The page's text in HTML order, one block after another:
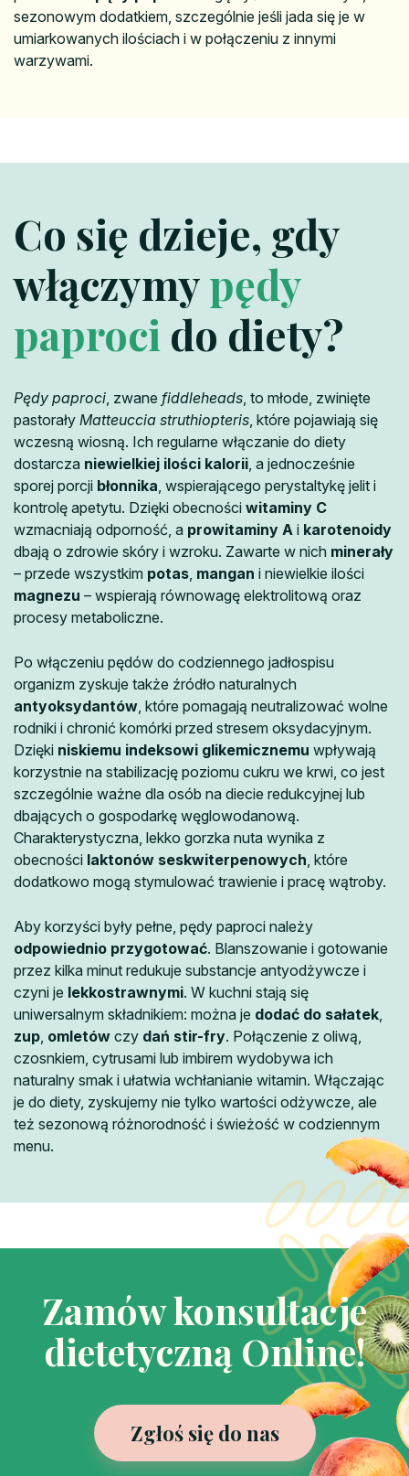
sezonowym dodatkiem, szczególnie jeśli jada się je w
umiarkowanych ilościach i w połączeniu z innymi
warzywami.
Co się dzieje, gdy
włączymypędy
paproci do diety?
Pędy paproci , zwane fiddleheads , to młode, zwinięte
pastorały Matteuccia struthiopteris , które pojawiają się
wczesną wiosną. Ich regularne włączanie do diety
dostarcza niewielkiej ilości kalorii , a jednocześnie
sporej porcji błonnika , wspierającego perystaltykę jelit i
kontrolę apetytu. Dzięki obecności witaminy C
wzmacniają odporność, a prowitaminy A i karotenoidy
dbają o zdrowie skóry i wzroku. Zawarte w nich minerały
– przede wszystkim potas mangan i niewielkie ilości
magnezu – wspierają równowagę elektrolitową oraz
procesy metaboliczne.
Po włączeniu pędów do codziennego jadłospisu
organizm zyskuje także źródło naturalnych
antyoksydantów , które pomagają neutralizować wolne
rodniki i chronić komórki przed stresem oksydacyjnym.
Dzięki niskiemu indeksowi glikemicznemu wpływają
korzystnie na stabilizację poziomu cukru we krwi, co jest
szczególnie ważne dla osób na diecie redukcyjnej lub
dbających o gospodarkę węglowodanową.
Charakterystyczna, lekko gorzka nuta wynika z
obecności laktonów seskwiterpenowych , które
dodatkowo mogą stymulować trawienie i pracę wątroby.
Aby korzyści były pełne, pędy paproci należy
odpowiednio przygotować. Blanszowanie i gotowanie
przez kilka minut redukuje substancje antyodżywcze i
czyni je lekkostrawnymi. W kuchni stają się
uniwersalnym składnikiem: można je dodać do sałatek
zup omletów czy dań stir-fry. Połączenie z oliwą,
czosnkiem, cytrusami lub imbirem wydobywa ich
naturalny smak i ułatwia wchłanianie witamin. Włączając
je do diety, zyskujemy nie tylko wartości odżywcze, ale
też sezonową różnorodność i świeżość w codziennym
menu.
Zamów konsultacje
dietetyczną Online!
Zgłoś się do nas